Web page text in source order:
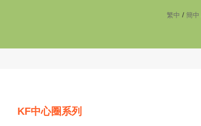
繁中 / 簡中
KF中心圈系列